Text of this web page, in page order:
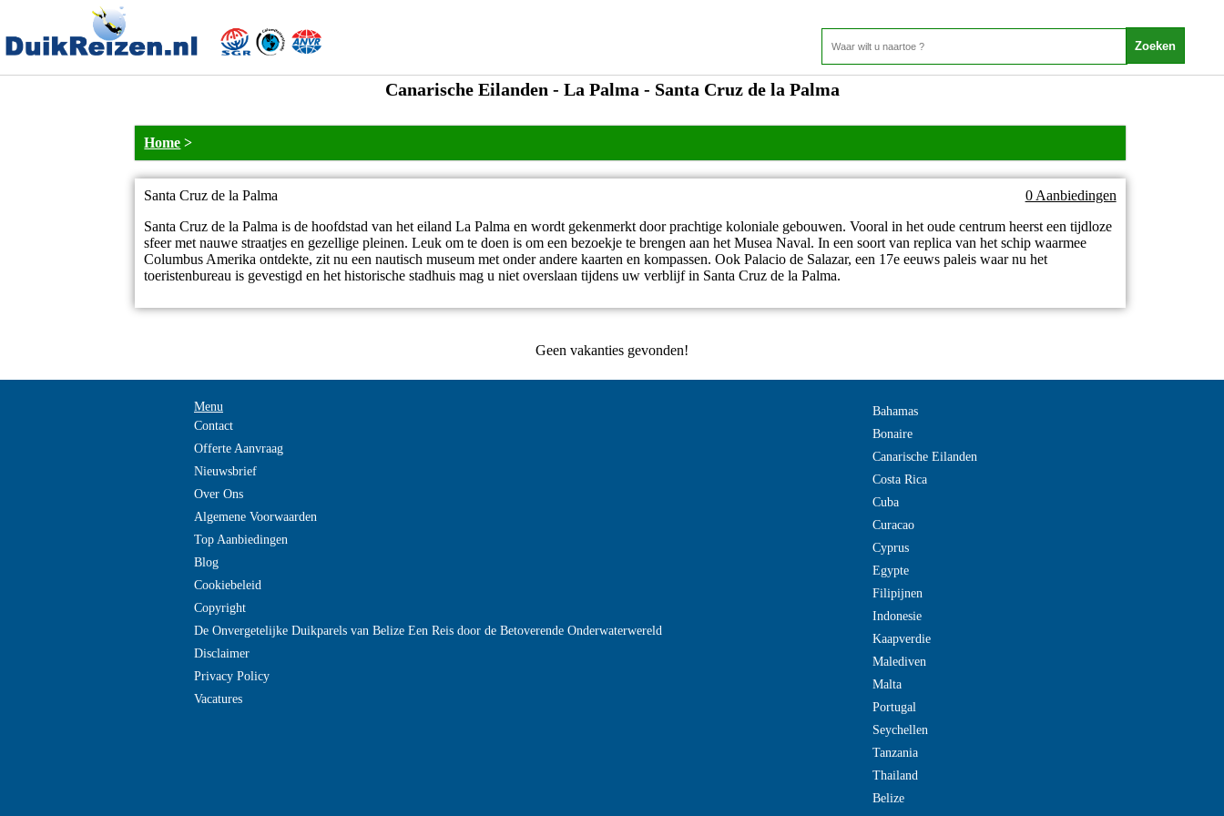
Canarische Eilanden - La Palma - Santa Cruz de la Palma
Home >
Santa Cruz de la Palma
0 Aanbiedingen
Santa Cruz de la Palma is de hoofdstad van het eiland La Palma en wordt gekenmerkt door prachtige koloniale gebouwen. Vooral in het oude centrum heerst een tijdloze
sfeer met nauwe straatjes en gezellige pleinen. Leuk om te doen is om een bezoekje te brengen aan het Musea Naval. In een soort van replica van het schip waarmee
Columbus Amerika ontdekte, zit nu een nautisch museum met onder andere kaarten en kompassen. Ook Palacio de Salazar, een 17e eeuws paleis waar nu het
toeristenbureau is gevestigd en het historische stadhuis mag u niet overslaan tijdens uw verblijf in Santa Cruz de la Palma.
Geen vakanties gevonden!
Menu
Contact
Offerte Aanvraag
Nieuwsbrief
Over Ons
Algemene Voorwaarden
Top Aanbiedingen
Blog
Cookiebeleid
Copyright
De Onvergetelijke Duikparels van Belize Een Reis door de Betoverende Onderwaterwereld
Disclaimer
Privacy Policy
Vacatures
Bahamas
Bonaire
Canarische Eilanden
Costa Rica
Cuba
Curacao
Cyprus
Egypte
Filipijnen
Indonesie
Kaapverdie
Malediven
Malta
Portugal
Seychellen
Tanzania
Thailand
Belize